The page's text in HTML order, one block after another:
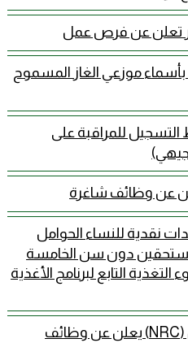
تعلن عن فرص عمل
موزعي الغاز المسموح
التسجيل للمراقبة على
نقدية للنساء الحوامل
دون سن الخامسة
التابع لبرنامج الأغذية
المجلس النرويجي للاجئين (NRC) يعلن عن وظائف